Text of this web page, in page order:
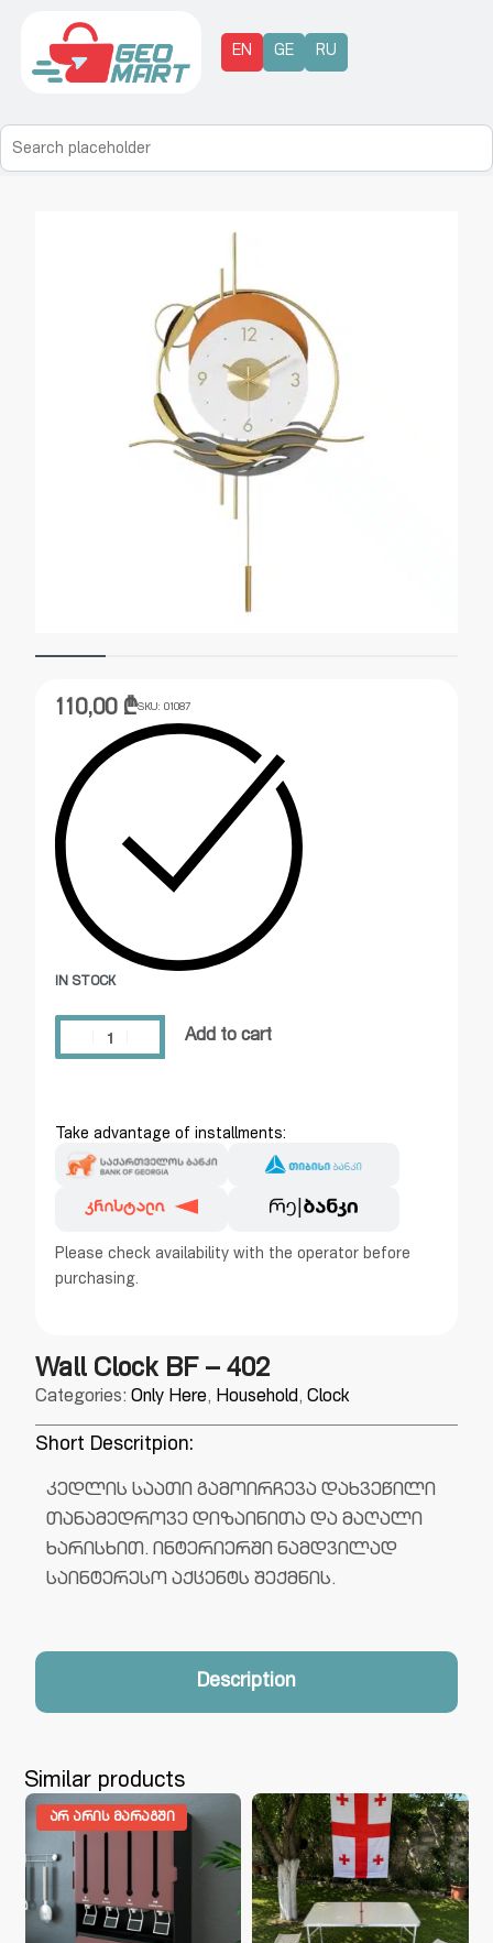
EN GE RU
110,00 ₾SKU: 01087
IN STOCK
Add to cart
Take advantage of installments:
Please check availability with the operator before
purchasing.
Wall Clock BF – 402
Categories: Only Here, Household,Clock
Short Descritpion:
კედლის საათი გამოირჩევა დახვეწილი
თანამედროვე დიზაინითა და მაღალი
ხარისხით. ინტერიერში ნამდვილად
საინტერესო აქცენტს შექმნის.
Description
Similar products
ᲐᲠ ᲐᲠᲘᲡ ᲛᲐᲠᲐᲒᲨᲘ